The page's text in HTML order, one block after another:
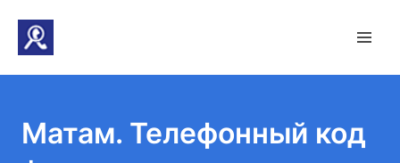
Матам. Телефонный код